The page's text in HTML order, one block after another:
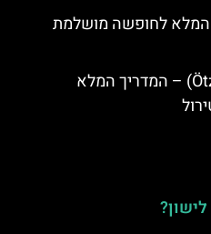
המלא לחופשה מושלמת
אטרקציות בעמק אוץ (Ötztal) – המדריך המלא